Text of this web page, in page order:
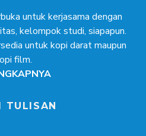
untuk kerjasama dengan
kelompok studi, siapapun.
untuk kopi darat maupun
film.
TULISAN